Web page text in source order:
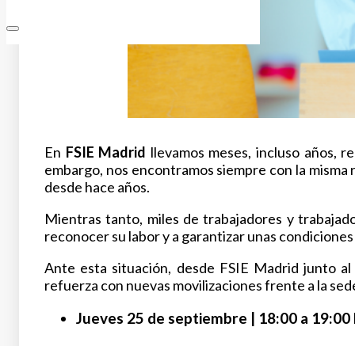
En FSIE Madrid llevamos meses, incluso años,
embargo, nos encontramos siempre con la
desde hace años.
Mientras tanto, miles de trabajadores y
reconocer su labor y a garantizar unas
Ante esta situación, desde FSIE Madrid junto
refuerza con nuevas movilizaciones frente a la
Jueves 25 de septiembre | 18:00 a 19:00